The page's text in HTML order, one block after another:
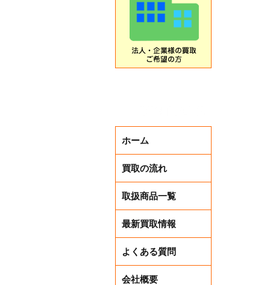
ホーム
買取の流れ
取扱商品一覧
最新買取情報
よくある質問
会社概要